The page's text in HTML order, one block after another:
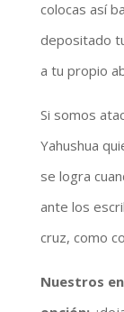
colocas así
depositado
a tu propio
Si somos
Yahushua
se logra
ante los
cruz, como
Nuestros